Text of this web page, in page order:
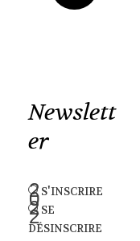
Newslett
er
s'inscrire
se
désinscrire